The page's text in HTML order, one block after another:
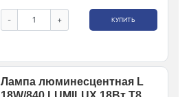
- + КУПИТЬ
Лампа люминесцентная L